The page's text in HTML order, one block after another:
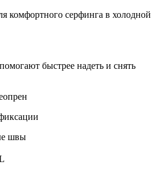
комфортного серфинга в холодной
быстрее надеть и снять
швы